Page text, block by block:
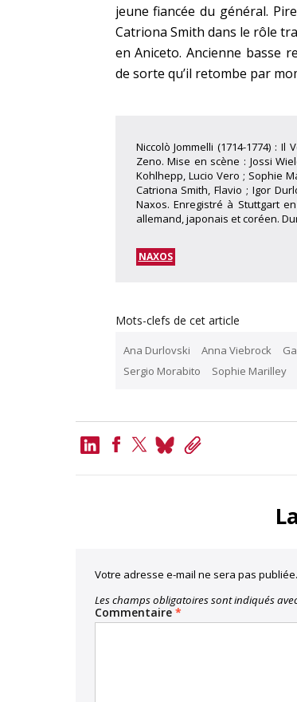
jeune fiancée du général.
Catriona Smith dans le rôle
en Aniceto. Ancienne basse
de sorte qu’il retombe par
Niccolò Jommelli (1714-1774) :
Zeno. Mise en scène : Jossi
Kohlhepp, Lucio Vero ; Sophie
Catriona Smith, Flavio ; Igor
Naxos. Enregistré à Stuttgart
allemand, japonais et coréen.
NAXOS
Mots-clefs de cet article
Ana Durlovski Anna Viebrock
Sergio Morabito
Sophie Marilley
LinkedIn
BlueskyCopy
Votre adresse e-mail ne sera pas publiée.
Les champs obligatoires sont indiqués
Commentaire *